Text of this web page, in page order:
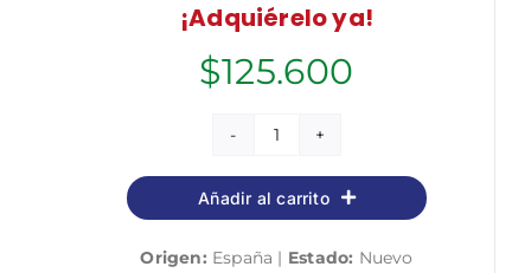
¡Adquiérelo ya!
$125.600
Modelos
Centrados
en
Juego
Añadir al carrito
Origen: España | Estado: Nuevo